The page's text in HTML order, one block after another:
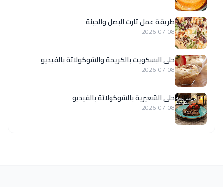
طريقة عمل تارت البصل والجبنة
2026-07-08
حلى البسكويت بالكريمة والشوكولاتة بالفيديو
2026-07-08
حلى الشعيرية بالشوكولاتة بالفيديو
2026-07-08